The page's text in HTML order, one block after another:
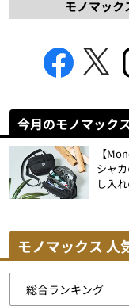
モノマック
今月のモノマック
【
シャ
し入
モノマックス 人